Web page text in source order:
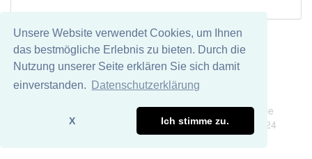
Unsere Website verwendet Cookies, um Ihnen
das bestmögliche Erlebnis zu bieten. Durch die
Nutzung unserer Seite erklären Sie sich damit
einverstanden.
Datenschutzerklärung
X Ich stimme zu.
Wir übernehmen keine Garantie und keine Haftung für die
Richtigkeit und Vollständigkeit dieser Seite. DDDEasy 2024